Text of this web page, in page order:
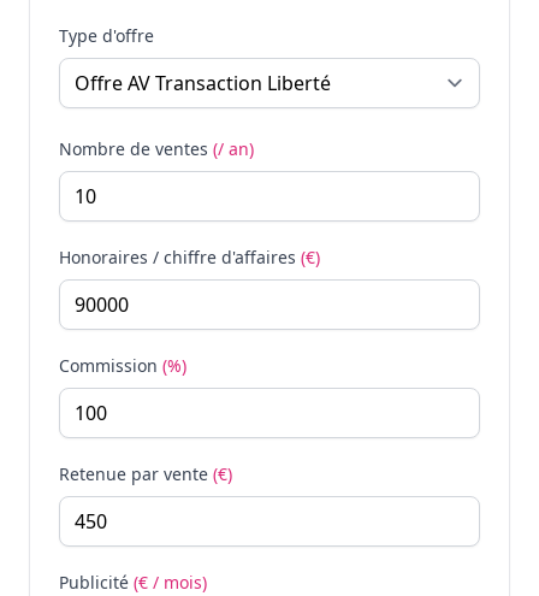
Type d'offre
Nombre de ventes (/ an)
Honoraires / chiffre d'affaires (€)
Commission (%)
Retenue par vente (€)
Publicité (€ / mois)